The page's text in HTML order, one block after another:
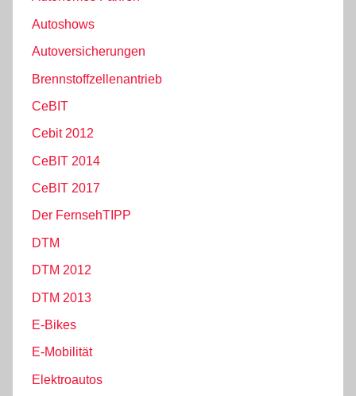
Autoshows
Autoversicherungen
Brennstoffzellenantrieb
CeBIT
Cebit 2012
CeBIT 2014
CeBIT 2017
Der FernsehTIPP
DTM
DTM 2012
DTM 2013
E-Bikes
E-Mobilität
Elektroautos